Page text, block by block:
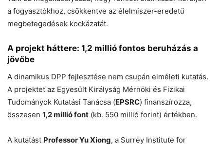
a fogyasztókhoz, csökkentve az élelmiszer-eredetű
megbetegedések kockázatát.
A projekt háttere: 1,2 millió fontos beruházás a
jövőbe
A dinamikus DPP fejlesztése nem csupán elméleti kutatás.
A projektet az Egyesült Királyság Mérnöki és Fizikai
Tudományok Kutatási Tanácsa (EPSRC) finanszírozza,
összesen 1,2 millió font (kb. 550 millió forint) értékben.
A kutatást Professor Yu Xiong, a Surrey Institute for